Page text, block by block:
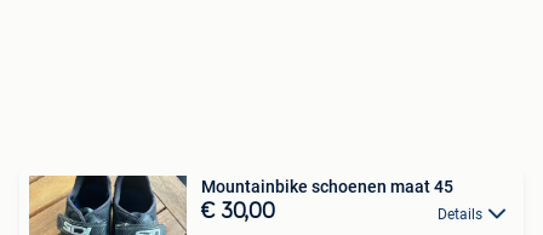
Mountainbike schoenen maat 45
€ 30,00 Details